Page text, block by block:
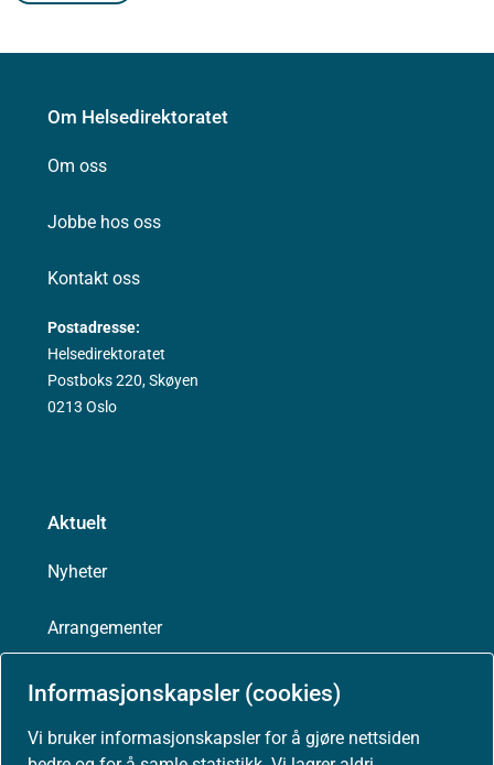
Informasjonskapsler (cookies)
Vi bruker informasjonskapsler for å gjøre nettsiden
Om Helsedirektoratet
Om oss
Jobbe hos oss
Kontakt oss
Postadresse:
Helsedirektoratet
Postboks 220, Skøyen
0213 Oslo
Aktuelt
Nyheter
Arrangementer
Høringer
Presse